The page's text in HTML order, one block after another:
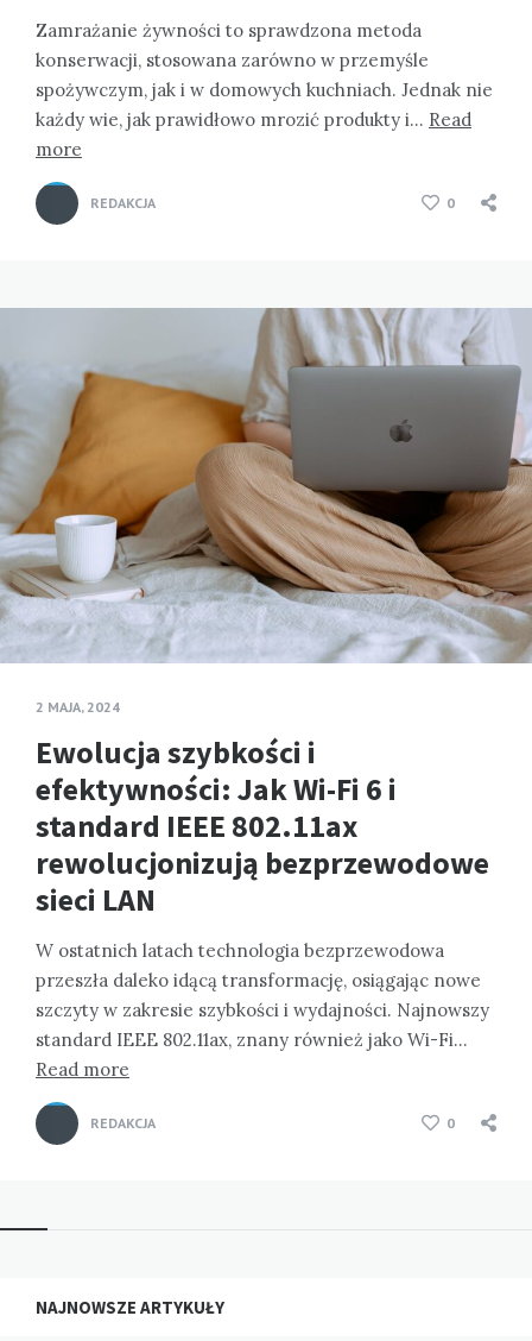
Zamrażanie żywności to sprawdzona metoda
konserwacji, stosowana zarówno w przemyśle
spożywczym, jak i w domowych kuchniach. Jednak nie
każdy wie, jak prawidłowo mrozić produkty i… Read
more
REDAKCJA 0
2 MAJA, 2024
Ewolucja szybkości i
efektywności: Jak Wi-Fi 6 i
standard IEEE 802.11ax
rewolucjonizują bezprzewodowe
sieci LAN
W ostatnich latach technologia bezprzewodowa
przeszła daleko idącą transformację, osiągając nowe
szczyty w zakresie szybkości i wydajności. Najnowszy
standard IEEE 802.11ax, znany również jako Wi-Fi…
Read more
REDAKCJA 0
NAJNOWSZE ARTYKUŁY